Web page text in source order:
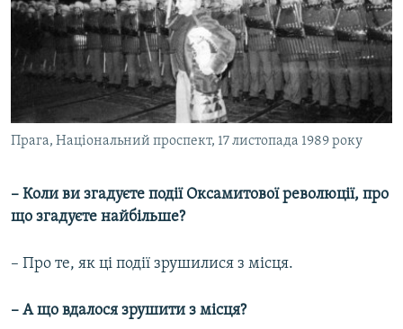
Прага, Національний проспект, 17 листопада 1989 року
– Коли ви згадуєте події Оксамитової революції, про
що згадуєте найбільше?
– Про те, як ці події зрушилися з місця.
– А що вдалося зрушити з місця?